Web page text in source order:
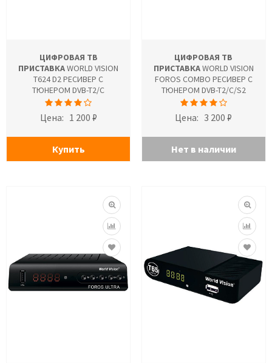
ЦИФРОВАЯ ТВ
ПРИСТАВКАWORLD VISION
T624 D2 РЕСИВЕР С
ТЮНЕРОМ DVB-T2/C
Цена: 1 200 ₽
Купить
ЦИФРОВАЯ ТВ
ПРИСТАВКАWORLD VISION
FOROS COMBO РЕСИВЕР С
ТЮНЕРОМ DVB-T2/C/S2
Цена: 3 200 ₽
Нет в наличии